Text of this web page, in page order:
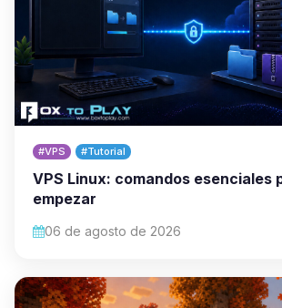
#VPS #Tutorial
VPS Linux: comandos esenciales
empezar
06 de agosto de 2026